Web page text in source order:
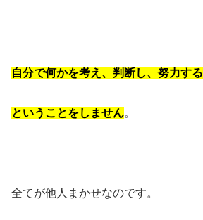
自分で何かを考え、判断し、努力する
ということをしません。
全てが他人まかせなのです。